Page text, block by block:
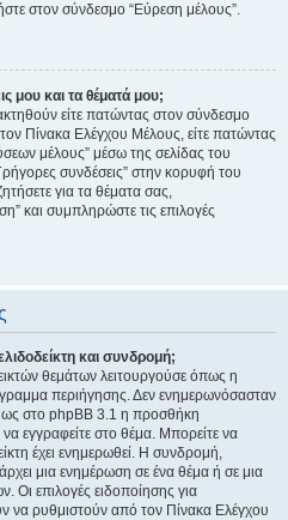
στον σύνδεσμο “Εύρεση μέλους”.
μου και τα θέματά μου;
είτε πατώντας στον σύνδεσμο
Πίνακα Ελέγχου Μέλους, είτε πατώντας
μέλους” μέσω της σελίδας του
συνδέσεις” στην κορυφή του
για τα θέματα σας,
και συμπληρώστε τις επιλογές
και συνδρομή;
θεμάτων λειτουργούσε όπως η
περιήγησης. Δεν ενημερωνόσασταν
στο phpBB 3.1 η προσθήκη
να εγγραφείτε στο θέμα. Μπορείτε να
έχει ενημερωθεί. Η συνδρομή,
μια ενημέρωση σε ένα θέμα ή σε μια
Οι επιλογές ειδοποίησης για
να ρυθμιστούν από τον Πίνακα Ελέγχου